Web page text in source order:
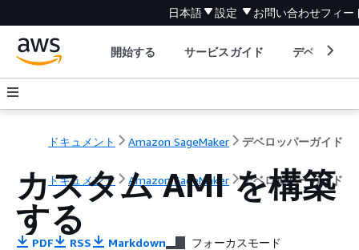
日本語 設定 お問い合わせフィー
開始する サービスガイド デベロッパ
ドキュメント Amazon SageMaker デベロッパーガイド
ドキュメント Amazon SageMaker デベロッパーガイド
カスタム AMI を構築
する
PDF RSS Markdown フォーカスモード